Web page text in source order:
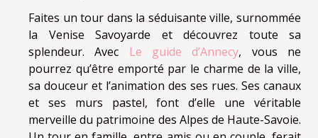
Faites un tour dans la séduisante ville, surnommée
la Venise Savoyarde et découvrez toute sa
splendeur. Avec Le guide d’Annecy, vous ne
pourrez qu’être emporté par le charme de la ville,
sa douceur et l’animation des ses rues. Ses canaux
et ses murs pastel, font d’elle une véritable
merveille du patrimoine des Alpes de Haute-Savoie.